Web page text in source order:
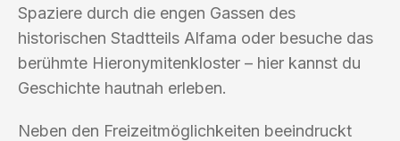
Spaziere durch die engen Gassen des
historischen Stadtteils Alfama oder besuche das
berühmte Hieronymitenkloster – hier kannst du
Geschichte hautnah erleben.
Neben den Freizeitmöglichkeiten beeindruckt